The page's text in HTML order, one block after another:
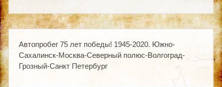
Автопробег 75 лет победы! 1945-2020. Южно-
Сахалинск-Москва-Северный полюс-Волгоград-
Грозный-Санкт Петербург